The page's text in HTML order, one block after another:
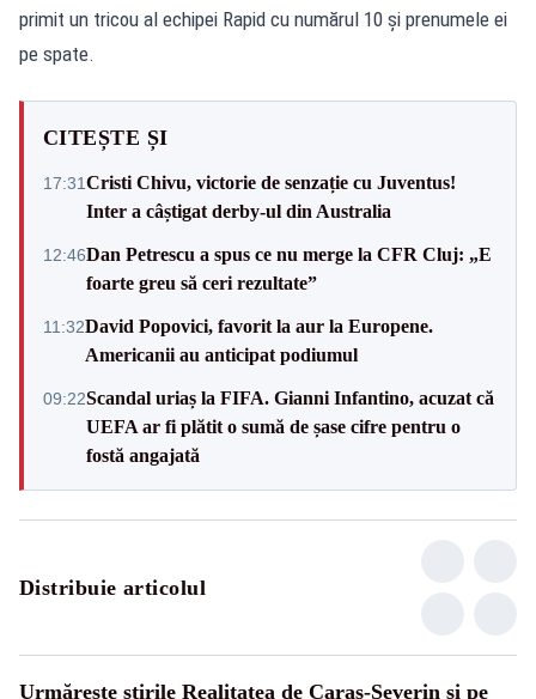
primit un tricou al echipei Rapid cu numărul 10 şi prenumele ei
pe spate.
CITEȘTE ȘI
17:31Cristi Chivu, victorie de senzație cu Juventus!
Inter a câștigat derby-ul din Australia
12:46Dan Petrescu a spus ce nu merge la CFR Cluj: „E
foarte greu să ceri rezultate”
11:32David Popovici, favorit la aur la Europene.
Americanii au anticipat podiumul
09:22Scandal uriaș la FIFA. Gianni Infantino, acuzat că
UEFA ar fi plătit o sumă de șase cifre pentru o
fostă angajată
Distribuie articolul
Urmărește știrile Realitatea de Caras-Severin și pe